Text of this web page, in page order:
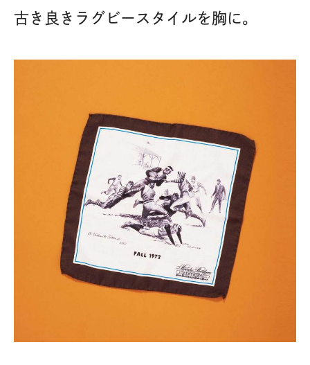
古き良きラグビースタイルを胸に。